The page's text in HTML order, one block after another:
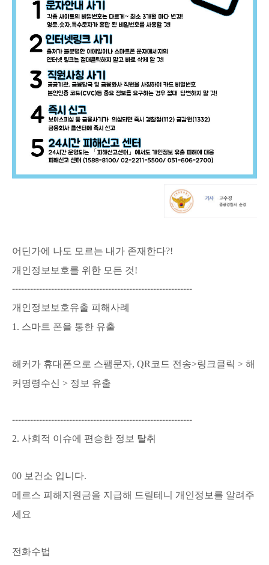
어딘가에 나도 모르는 내가 존재한다?!
개인정보보호를 위한 모든 것!
------------------------------------------------------------
개인정보보호유출 피해사례
1. 스마트 폰을 통한 유출
해커가 휴대폰으로 스팸문자, QR코드 전송>링크클릭 > 해
커명령수신 > 정보 유출
------------------------------------------------------------
2. 사회적 이슈에 편승한 정보 탈취
00 보건소 입니다.
메르스 피해지원금을 지급해 드릴테니 개인정보를 알려주
세요
전화수법